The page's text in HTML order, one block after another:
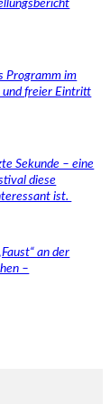
Programm im
und freier Eintritt
Sekunde – eine
diese
ist.
an der
–